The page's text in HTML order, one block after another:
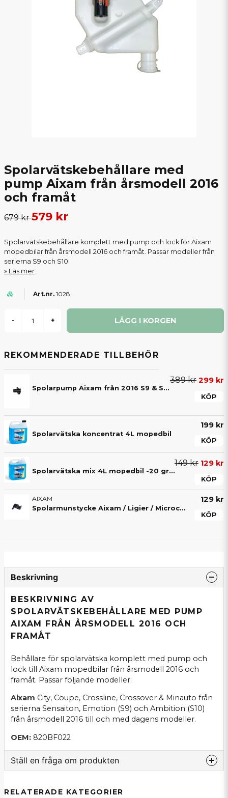
Spolarvätskebehållare med
pump Aixam från årsmodell 2016
och framåt
679 kr579 kr
Spolarvätskebehållare komplett med pump och lock för Aixam
mopedbilar från årsmodell 2016 och framåt. Passar modeller från
serierna S9 och S10.
Läs mer
1028
- + LÄGG I KORGEN
REKOMMENDERADE TILLBEHÖR
Spolarpump Aixam från 2016 S9 & S10
389 kr 299 kr
KÖP
Spolarvätska koncentrat 4L mopedbil
199 kr
KÖP
Spolarvätska mix 4L mopedbil -20 grader
149 kr 129 kr
KÖP
AIXAM
Spolarmunstycke Aixam / Ligier / Microcar / Chatenet / JDM / Casalini
129 kr
KÖP
Beskrivning
BESKRIVNING AV
SPOLARVÄTSKEBEHÅLLARE MED PUMP
AIXAM FRÅN ÅRSMODELL 2016 OCH
FRAMÅT
Behållare för spolarvätska komplett med pump och
lock till Aixam mopedbilar från årsmodell 2016 och
framåt. Passar följande modeller:
Aixam City, Coupe, Crossline, Crossover & Minauto från
serierna Sensaiton, Emotion (S9) och Ambition (S10)
från årsmodell 2016 till och med dagens modeller.
OEM: 820BF022
Ställ en fråga om produkten
Fråga oss om denna produkt...
RELATERADE KATEGORIER